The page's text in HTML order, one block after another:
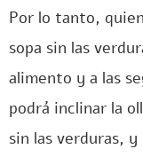
Por lo tanto,
sopa sin las
alimento y a las
podrá inclinar la
sin las verduras,